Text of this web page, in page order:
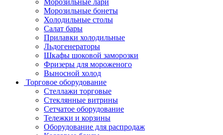
Морозильные лари
Морозильные бонеты
Холодильные столы
Салат бары
Прилавки холодильные
Льдогенераторы
Шкафы шоковой заморозки
Фризеры для мороженого
Выносной холод
Торговое оборудование
Стеллажи торговые
Стеклянные витрины
Сетчатое оборудование
Тележки и корзины
Оборудование для распродаж